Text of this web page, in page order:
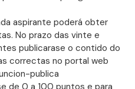
aspirante poderá obter
No prazo das vinte e
publicarase o contido do
correctas no portal web
publica
de 0 a 100 puntos e para